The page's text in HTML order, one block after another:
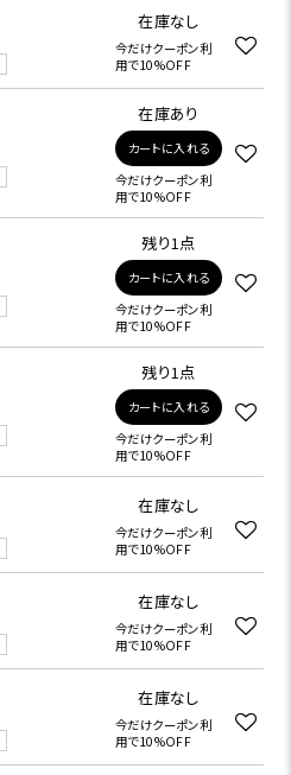
在庫なし
今だけクーポン利
用で10%OFF
在庫あり
カートに入れる
今だけクーポン利
用で10%OFF
残り1点
カートに入れる
今だけクーポン利
用で10%OFF
残り1点
カートに入れる
今だけクーポン利
用で10%OFF
在庫なし
今だけクーポン利
用で10%OFF
在庫なし
今だけクーポン利
用で10%OFF
在庫なし
今だけクーポン利
用で10%OFF